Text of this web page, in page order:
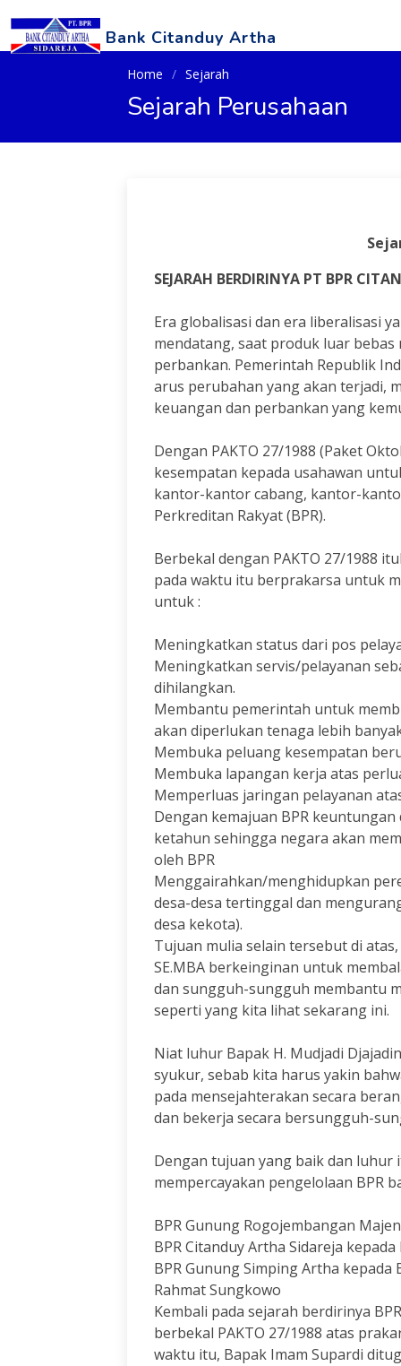
Bank Citanduy Artha
Home Sejarah
Sejarah Perusahaan
SEJARAH BERDIRINYA PT BPR
Era globalisasi dan era liberalisasi
mendatang, saat produk luar
perbankan. Pemerintah Republik
arus perubahan yang akan terjadi,
keuangan dan perbankan yang
Dengan PAKTO 27/1988 (Paket
kesempatan kepada usahawan
kantor-kantor cabang, kantor-
Perkreditan Rakyat (BPR).
Berbekal dengan PAKTO 27/1988
pada waktu itu berprakarsa untuk
untuk :
Meningkatkan status dari pos
Meningkatkan servis/pelayanan
dihilangkan.
Membantu pemerintah untuk
akan diperlukan tenaga lebih
Membuka peluang kesempatan
Membuka lapangan kerja atas
Memperluas jaringan pelayanan
Dengan kemajuan BPR
ketahun sehingga negara akan
oleh BPR
Menggairahkan/menghidupkan
desa-desa tertinggal dan
desa kekota).
Tujuan mulia selain tersebut di
SE.MBA berkeinginan untuk
dan sungguh-sungguh membantu
seperti yang kita lihat sekarang ini.
Niat luhur Bapak H. Mudjadi
syukur, sebab kita harus yakin
pada mensejahterakan secara
dan bekerja secara bersungguh-
Dengan tujuan yang baik dan luhur
mempercayakan pengelolaan BPR
BPR Gunung Rogojembangan
BPR Citanduy Artha Sidareja
BPR Gunung Simping Artha
Rahmat Sungkowo
Kembali pada sejarah berdirinya
berbekal PAKTO 27/1988 atas
waktu itu, Bapak Imam Supardi